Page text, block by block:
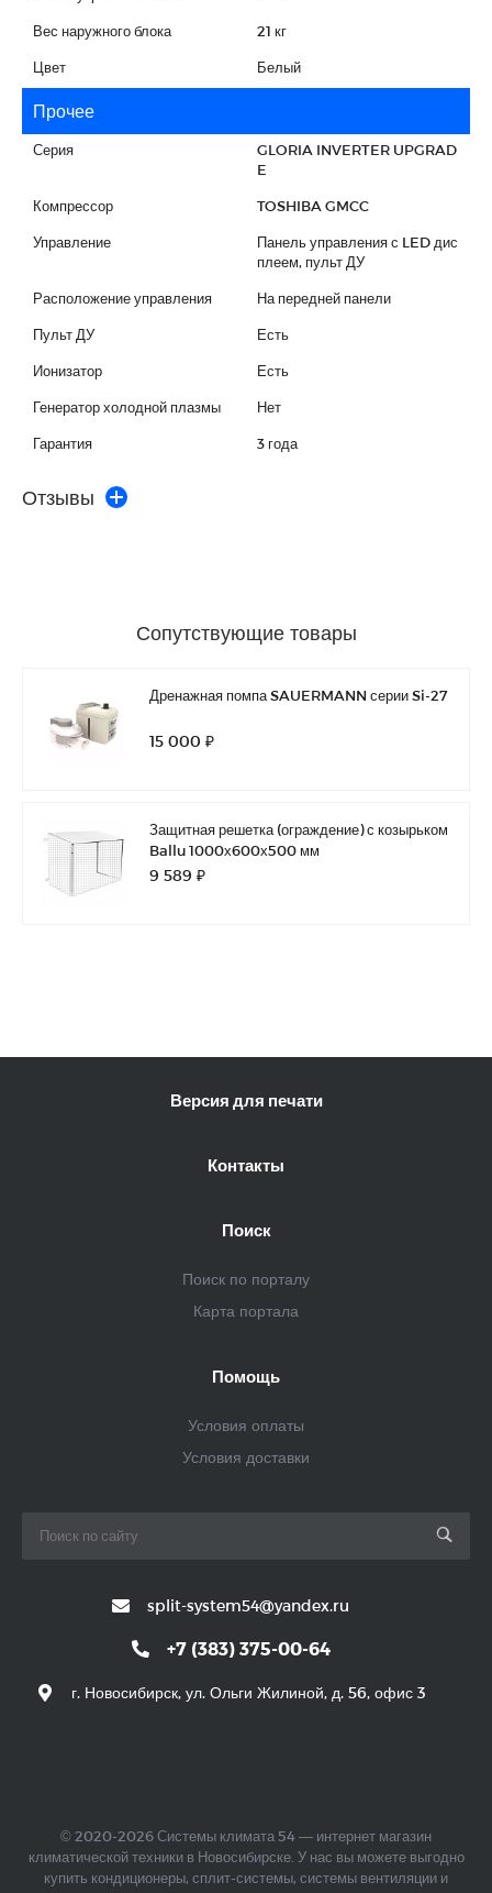
Вес наружного блока 21 кг
Цвет Белый
Прочее
Серия
GLORIA INVERTER UPGRAD
E
Компрессор TOSHIBA GMCC
Управление
Панель управления с LED дис
плеем, пульт ДУ
Расположение управления На передней панели
Пульт ДУ Есть
Ионизатор Есть
Генератор холодной плазмы Нет
Гарантия 3 года
Отзывы
Сопутствующие товары
Дренажная помпа SAUERMANN серии Si-27
15 000 ₽
Защитная решетка (ограждение) с козырьком
Ballu 1000х600х500 мм
9 589 ₽
Версия для печати
Контакты
Поиск
Поиск по порталу
Карта портала
Помощь
Условия оплаты
Условия доставки
split-system54@yandex.ru
+7 (383) 375-00-64
г. Новосибирск, ул. Ольги Жилиной, д. 56, офис 3
© 2020-2026 Системы климата 54 — интернет магазин
климатической техники в Новосибирске. У нас вы можете выгодно
купить кондиционеры, сплит-системы, системы вентиляции и